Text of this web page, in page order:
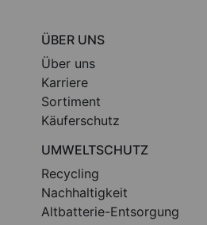
ÜBER UNS
Über uns
Karriere
Sortiment
Käuferschutz
UMWELTSCHUTZ
Recycling
Nachhaltigkeit
Altbatterie-Entsorgung